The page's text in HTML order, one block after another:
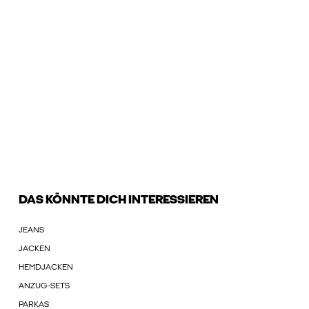
DAS KÖNNTE DICH INTERESSIEREN
JEANS
JACKEN
HEMDJACKEN
ANZUG-SETS
PARKAS